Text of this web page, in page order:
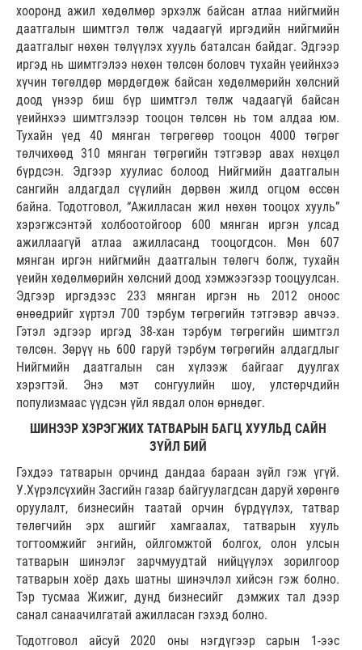
хооронд ажил хөдөлмөр эрхэлж байсан атлаа нийгмийн
даатгалын шимтгэл төлж чадаагүй иргэдийн нийгмийн
даатгалыг нөхөн төлүүлэх хууль баталсан байдаг. Эдгээр
иргэд нь шимтгэлээ нөхөн төлсөн боловч тухайн үеийнхээ
хүчин төгөлдөр мөрдөгдөж байсан хөдөлмөрийн хөлсний
доод үнээр биш бүр шимтгэл төлж чадаагүй байсан
үеийнхээ шимтгэлээр тооцон төлсөн нь том алдаа юм.
Тухайн үед 40 мянган төгрөгөөр тооцон 4000 төгрөг
төлчихөөд 310 мянган төгрөгийн тэтгэвэр авах нөхцөл
бүрдсэн. Эдгээр хуулиас болоод Нийгмийн даатгалын
сангийн алдагдал сүүлийн дөрвөн жилд огцом өссөн
байна. Тодотговол, “Ажилласан жил нөхөн тооцох хууль”
хэрэгжсэнтэй холбоотойгоор 600 мянган иргэн улсад
ажиллаагүй атлаа ажилласанд тооцогдсон. Мөн 607
мянган иргэн нийгмийн даатгалын төлөгч болж, тухайн
үеийн хөдөлмөрийн хөлсний доод хэмжээгээр тооцуулсан.
Эдгээр иргэдээс 233 мянган иргэн нь 2012 оноос
өнөөдрийг хүртэл 700 тэрбум төгрөгийн тэтгэвэр авчээ.
Гэтэл эдгээр иргэд 38-хан тэрбум төгрөгийн шимтгэл
төлсөн. Зөрүү нь 600 гаруй тэрбум төгрөгийн алдагдлыг
Нийгмийн даатгалын сан хүлээж байгааг дуулгах
хэрэгтэй. Энэ мэт сонгуулийн шоу, улстөрчдийн
популизмаас үүдсэн үйл явдал олон өрнөдөг.
ШИНЭЭР ХЭРЭГЖИХ ТАТВАРЫН БАГЦ ХУУЛЬД САЙН
ЗҮЙЛ БИЙ
Гэхдээ татварын орчинд дандаа бараан зүйл гэж үгүй.
У.Хүрэлсүхийн Засгийн газар байгуулагдсан даруй хөрөнгө
оруулалт, бизнесийн таатай орчин бүрдүүлэх, татвар
төлөгчийн эрх ашгийг хамгаалах, татварын хууль
тогтоомжийг энгийн, ойлгомжтой болгох, олон улсын
татварын шинэлэг зарчмуудтай нийцүүлэх зорилгоор
татварын хоёр дахь шатны шинэчлэл хийсэн гэж болно.
Тэр тусмаа Жижиг, дунд бизнесийг дэмжих тал дээр
санал санаачилгатай ажилласан гэхэд болно.
Тодотговол айсуй 2020 оны нэгдүгээр сарын 1-ээс